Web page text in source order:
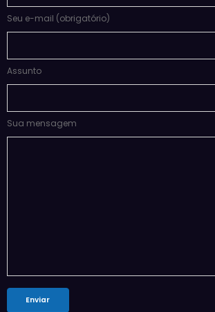
Seu e-mail (obrigatório)
Assunto
Sua mensagem